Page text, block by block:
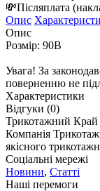
💸Післяплата
Опис
Опис
Розмір: 90В
Увага! За
поверненню не
Характеристики
Відгуки (0)
Трикотажний
Компанія
якісного
Соціальні мережі
Новини, Статті
Наші перемоги